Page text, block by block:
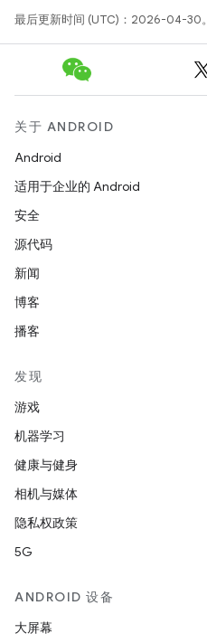
最后更新时间 (UTC)：2026-04-30。
关于 ANDROID
Android
适用于企业的 Android
安全
源代码
新闻
博客
播客
发现
游戏
机器学习
健康与健身
相机与媒体
隐私权政策
5G
ANDROID 设备
大屏幕